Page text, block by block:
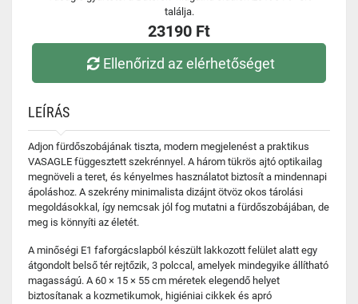
találja.
23190 Ft
Ellenőrizd az elérhetőséget
LEÍRÁS
Adjon fürdőszobájának tiszta, modern megjelenést a praktikus
VASAGLE függesztett szekrénnyel. A három tükrös ajtó optikailag
megnöveli a teret, és kényelmes használatot biztosít a mindennapi
ápoláshoz. A szekrény minimalista dizájnt ötvöz okos tárolási
megoldásokkal, így nemcsak jól fog mutatni a fürdőszobájában, de
meg is könnyíti az életét.
A minőségi E1 faforgácslapból készült lakkozott felület alatt egy
átgondolt belső tér rejtőzik, 3 polccal, amelyek mindegyike állítható
magasságú. A 60 × 15 × 55 cm méretek elegendő helyet
biztosítanak a kozmetikumok, higiéniai cikkek és apró